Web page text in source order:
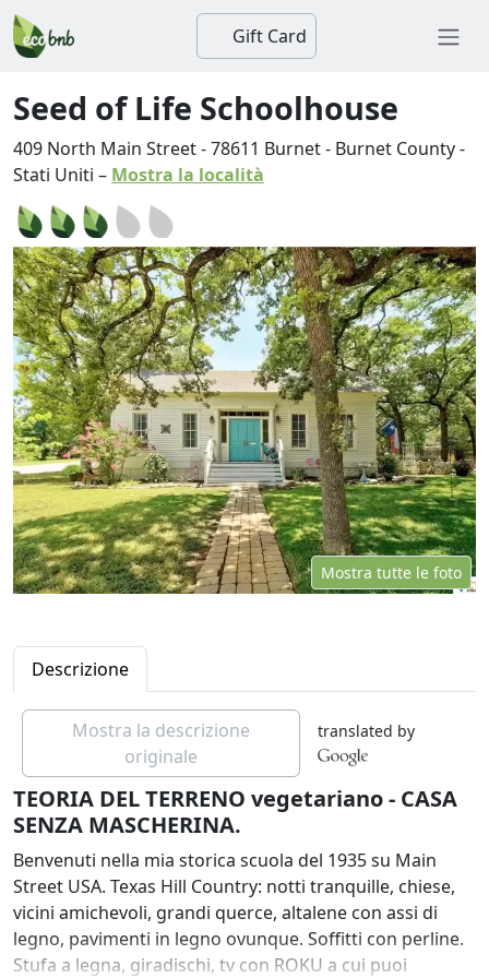
Gift Card
Seed of Life Schoolhouse
409 North Main Street-78611 Burnet- Burnet County-
Stati Uniti – Mostra la località
Mostra tutte le foto
Descrizione
Mostra la descrizione
originale
translated by
TEORIA DEL TERRENO vegetariano - CASA
SENZA MASCHERINA.
Benvenuti nella mia storica scuola del 1935 su Main
Street USA. Texas Hill Country: notti tranquille, chiese,
vicini amichevoli, grandi querce, altalene con assi di
legno, pavimenti in legno ovunque. Soffitti con perline.
Stufa a legna, giradischi, tv con ROKU a cui puoi